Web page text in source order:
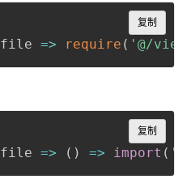
file => require ( '@/
复制
Copy
file => ( ) => import (
复制
Copy